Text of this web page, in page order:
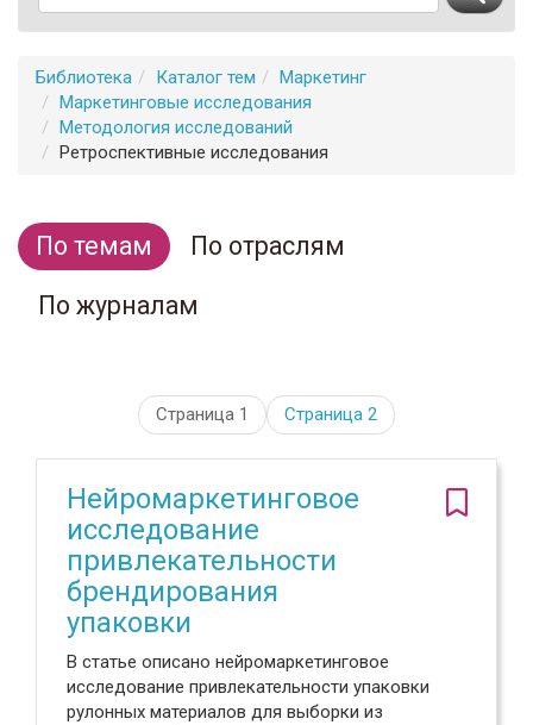
Библиотека Каталог тем
Маркетинг
Маркетинговые исследования
Методология исследований
Ретроспективные исследования
По темам
По отраслям
По журналам
Страница 1 Страница 2
Нейромаркетинговое
исследование
привлекательности
брендирования
упаковки
В статье описано нейромаркетинговое
исследование привлекательности упаковки
рулонных материалов для выборки из